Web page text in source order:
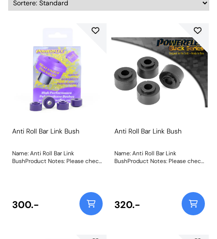
Anti Roll Bar Link Bush
Name: Anti Roll Bar Link
BushProduct Notes: Please check
1996), CRX DEL SOL EG1, EG2, EH1
& EH6 (1992-1998), Integra Type
R DC2 (1995-2000). *Some
300.-
Anti Roll Bar Link Bush
Name: Anti Roll Bar Link
BushProduct Notes: Please check
1996), CRX DEL SOL EG1, EG2, EH1
& EH6 (1992-1998), Integra Type
R DC2 (1995-2000). *Some
320.-